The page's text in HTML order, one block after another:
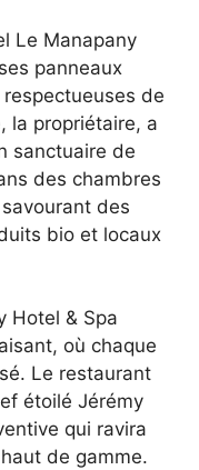
Le Manapany
panneaux
de
la propriétaire, a
sanctuaire de
des chambres
des
bio et locaux
Hotel & Spa
où chaque
Le restaurant
étoilé Jérémy
qui ravira
de gamme.